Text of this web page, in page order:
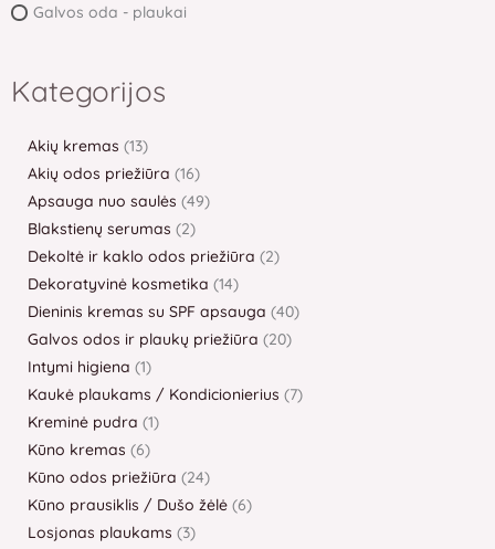
Galvos oda - plaukai
Kategorijos
Akių kremas 13
Akių odos priežiūra 16
Apsauga nuo saulės 49
Blakstienų serumas
2
Dekoltė ir kaklo odos priežiūra
2
Dekoratyvinė kosmetika 14
Dieninis kremas su SPF apsauga 40
Galvos odos ir plaukų priežiūra
20
Intymi higiena 1
Kaukė plaukams / Kondicionierius
7
Kreminė pudra 1
Kūno kremas 6
Kūno odos priežiūra
24
Kūno prausiklis / Dušo žėlė 6
Losjonas plaukams
3